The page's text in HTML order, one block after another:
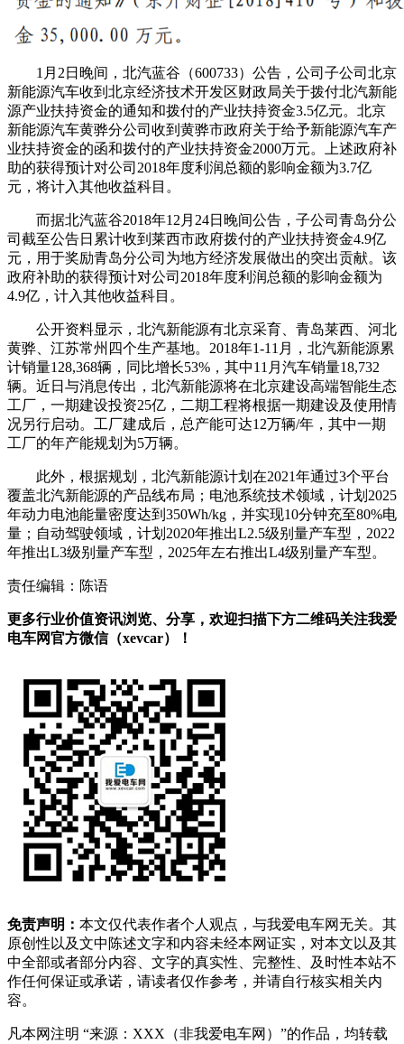
1月2日晚间，北汽蓝谷（600733）公告，公司子公司北京
新能源汽车收到北京经济技术开发区财政局关于拨付北汽新能
源产业扶持资金的通知和拨付的产业扶持资金3.5亿元。北京
新能源汽车黄骅分公司收到黄骅市政府关于给予新能源汽车产
业扶持资金的函和拨付的产业扶持资金2000万元。上述政府补
助的获得预计对公司2018年度利润总额的影响金额为3.7亿
元，将计入其他收益科目。
而据北汽蓝谷2018年12月24日晚间公告，子公司青岛分公
司截至公告日累计收到莱西市政府拨付的产业扶持资金4.9亿
元，用于奖励青岛分公司为地方经济发展做出的突出贡献。该
政府补助的获得预计对公司2018年度利润总额的影响金额为
4.9亿，计入其他收益科目。
公开资料显示，北汽新能源有北京采育、青岛莱西、河北
黄骅、江苏常州四个生产基地。2018年1-11月，北汽新能源累
计销量128,368辆，同比增长53%，其中11月汽车销量18,732
辆。近日与消息传出，北汽新能源将在北京建设高端智能生态
工厂，一期建设投资25亿，二期工程将根据一期建设及使用情
况另行启动。工厂建成后，总产能可达12万辆/年，其中一期
工厂的年产能规划为5万辆。
此外，根据规划，北汽新能源计划在2021年通过3个平台
覆盖北汽新能源的产品线布局；电池系统技术领域，计划2025
年动力电池能量密度达到350Wh/kg，并实现10分钟充至80%电
量；自动驾驶领域，计划2020年推出L2.5级别量产车型，2022
年推出L3级别量产车型，2025年左右推出L4级别量产车型。
责任编辑：陈语
更多行业价值资讯浏览、分享，欢迎扫描下方二维码关注我爱
电车网官方微信（xevcar）！
免责声明： 本文仅代表作者个人观点，与我爱电车网无关。其
原创性以及文中陈述文字和内容未经本网证实，对本文以及其
中全部或者部分内容、文字的真实性、完整性、及时性本站不
作任何保证或承诺，请读者仅作参考，并请自行核实相关内
容。
凡本网注明 “来源：XXX（非我爱电车网）”的作品，均转载